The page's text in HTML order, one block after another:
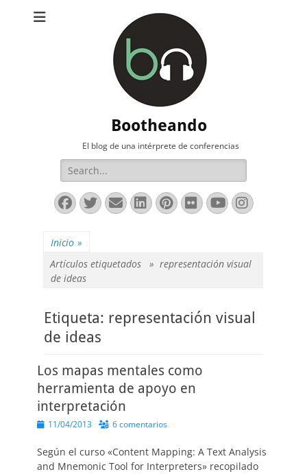
Bootheando
El blog de una intérprete de conferencias
Buscar:
Facebook
Twitter
Correo
electrónico
LinkedIn
Pinterest
FlickrYouTube
Inicio »
Artículos etiquetados » representación visual
de ideas
Etiqueta: representación visual
de ideas
Los mapas mentales como
herramienta de apoyo en
interpretación
Publicado
11/04/2013 6 comentarios
Según el curso «Content Mapping: A Text Analysis
and Mnemonic Tool for Interpreters» recopilado